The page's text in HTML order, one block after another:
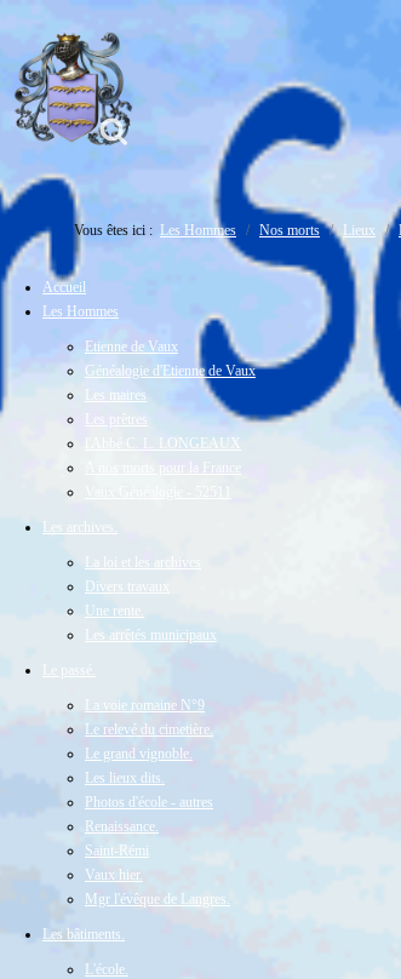
Vous êtes ici : Les Hommes Nos morts Lieux
Accueil
Les Hommes
Etienne de Vaux
Généalogie d'Etienne de Vaux
Les maires
Les prêtres
l'Abbé C. L. LONGEAUX
A nos morts pour la France
Les archives.
La loi et les archives
Divers travaux
Une rente.
Les arrêtés municipaux
Le passé.
La voie romaine N°9
Le relevé du cimetière.
Le grand vignoble.
Les lieux dits.
Photos d'école - autres
Renaissance.
Saint-Rémi
Vaux hier.
Mgr l'évêque de Langres.
Les bâtiments.
L'école.